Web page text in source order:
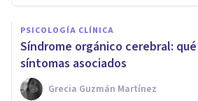
PSICOLOGÍA CLÍNICA
Síndrome orgánico cerebral:
síntomas asociados
Grecia Guzmán Martínez
Las 3 diferencias
neuropsicología y la
psicobiología
Samuel Antonio Sánchez Amador